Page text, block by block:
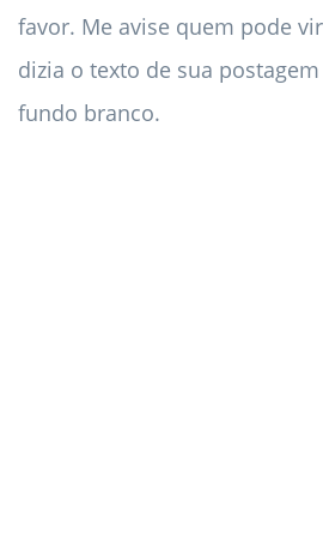
favor. Me avise quem pode
dizia o texto de sua
fundo branco.